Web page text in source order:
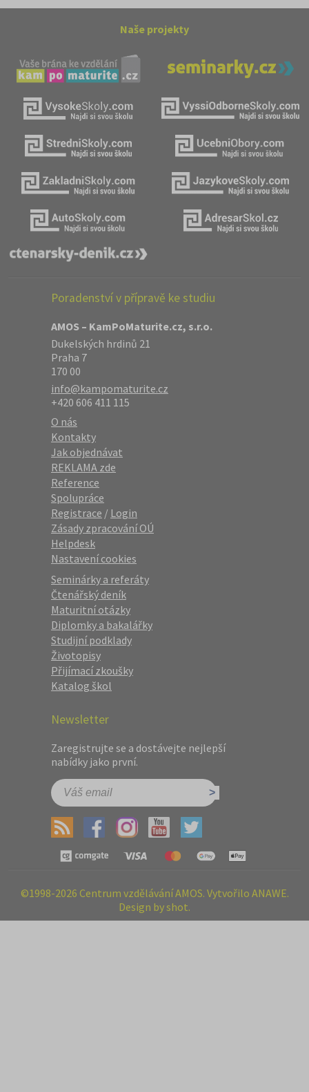
Naše projekty
Poradenství v přípravě ke studiu
AMOS – KamPoMaturite.cz, s.r.o.
Dukelských hrdinů 21
Praha 7
170 00
info@kampomaturite.cz
+420 606 411 115
O nás
Kontakty
Jak objednávat
REKLAMA zde
Reference
Spolupráce
Registrace / Login
Zásady zpracování OÚ
Helpdesk
Nastavení cookies
Seminárky a referáty
Čtenářský deník
Maturitní otázky
Diplomky a bakalářky
Studijní podklady
Životopisy
Přijímací zkoušky
Katalog škol
Newsletter
Zaregistrujte se a dostávejte nejlepší
nabídky jako první.
©1998-2026 Centrum vzdělávání AMOS. Vytvořilo ANAWE.
Design by shot.